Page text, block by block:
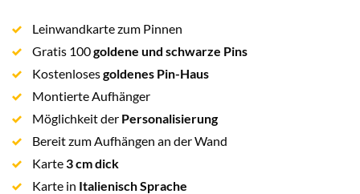
Leinwandkarte zum Pinnen
Gratis 100goldene und schwarze Pins
Kostenlosesgoldenes Pin-Haus
Montierte Aufhänger
Möglichkeit der Personalisierung
Bereit zum Aufhängen an der Wand
Karte3 cm dick
Karte in Italienisch Sprache